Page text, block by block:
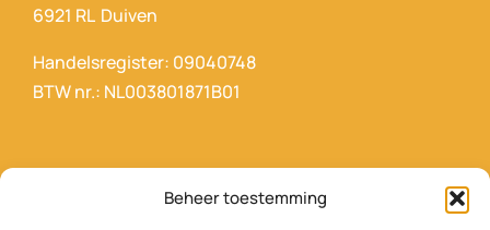
Beheer toestemming
6921 RL Duiven
Handelsregister: 09040748
BTW nr.: NL003801871B01